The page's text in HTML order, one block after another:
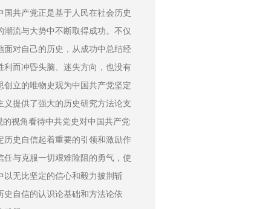
共产党正是基于人民在社会历史
流与大势中不断取得成功。不仅
对自己的历史，从成功中总结经
而冲昏头脑、迷失方向，也没有
立的唯物史观为中国共产党坚定
提供了强大的历史研究方法论支
视角看待中共党史对中国共产党
史自信起着重要的引领和激励作
与克服一切艰难险阻的勇气，使
无比坚定的信心和毅力披荆斩
自信的认识论基础和方法论依